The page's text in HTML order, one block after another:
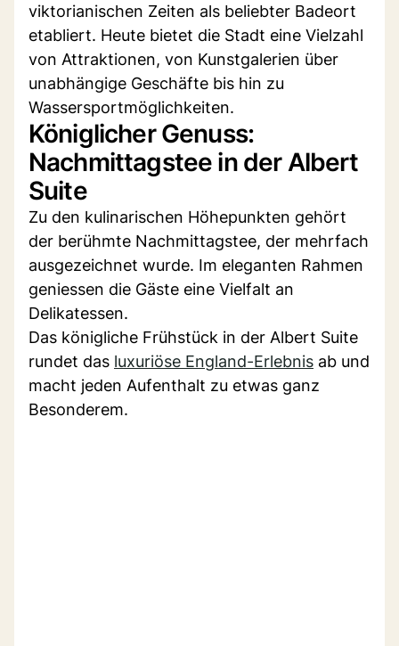
viktorianischen Zeiten als beliebter Badeort
etabliert. Heute bietet die Stadt eine Vielzahl
von Attraktionen, von Kunstgalerien über
unabhängige Geschäfte bis hin zu
Wassersportmöglichkeiten.
Königlicher Genuss:
Nachmittagstee in der Albert
Suite
Zu den kulinarischen Höhepunkten gehört
der berühmte Nachmittagstee, der mehrfach
ausgezeichnet wurde. Im eleganten Rahmen
geniessen die Gäste eine Vielfalt an
Delikatessen.
Das königliche Frühstück in der Albert Suite
rundet das luxuriöse England-Erlebnis ab und
macht jeden Aufenthalt zu etwas ganz
Besonderem.